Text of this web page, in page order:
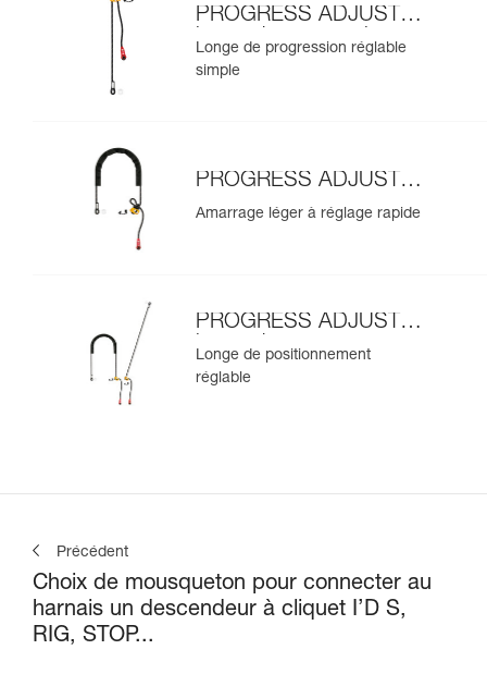
PROGRESS ADJUST-I
longe de progression
Longe de progression réglable
simple
PROGRESS ADJUST-I
amarrage
Amarrage léger à réglage rapide
PROGRESS ADJUST-I
longe de
positionnement
Longe de positionnement
réglable
Précédent
Choix de mousqueton pour connecter au
harnais un descendeur à cliquet I’D S,
RIG, STOP...